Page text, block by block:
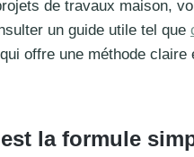
de travaux maison,
un guide utile tel que
qui offre une méthode claire
la formule